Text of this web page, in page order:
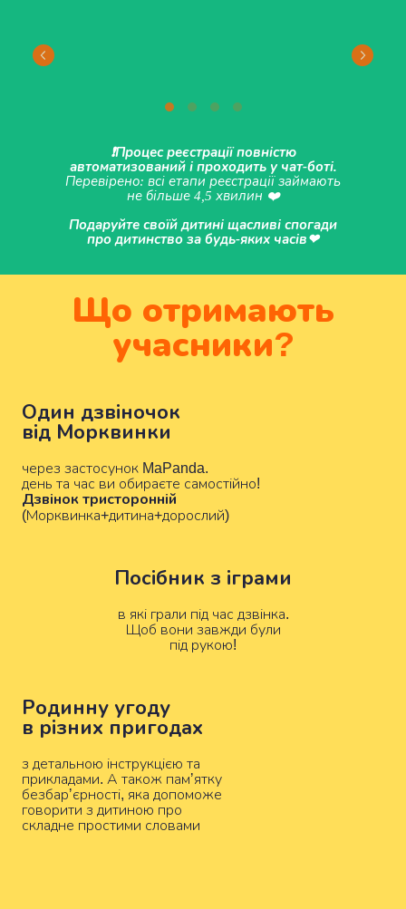
❗️Процес реєстрації повністю
автоматизований і проходить у чат-боті.
Перевірено: всі етапи реєстрації займають
не більше 4,5 хвилин ❤️
Подаруйте своїй дитині щасливі спогади
про дитинство за будь-яких часів❤‍
Що отримають
учасники?
Один дзвіночок
від Морквинки
через застосунок MaPanda.
день та час ви обираєте самостійно!
Дзвінок тристоронній
(Морквинка+дитина+дорослий)
Посібник з іграми
в які грали під час дзвінка.
Щоб вони завжди були
під рукою!
Родинну угоду
в різних пригодах
з детальною інструкцією та
прикладами. А також памʼятку
безбарʼєрності, яка допоможе
говорити з дитиною про
складне простими словами